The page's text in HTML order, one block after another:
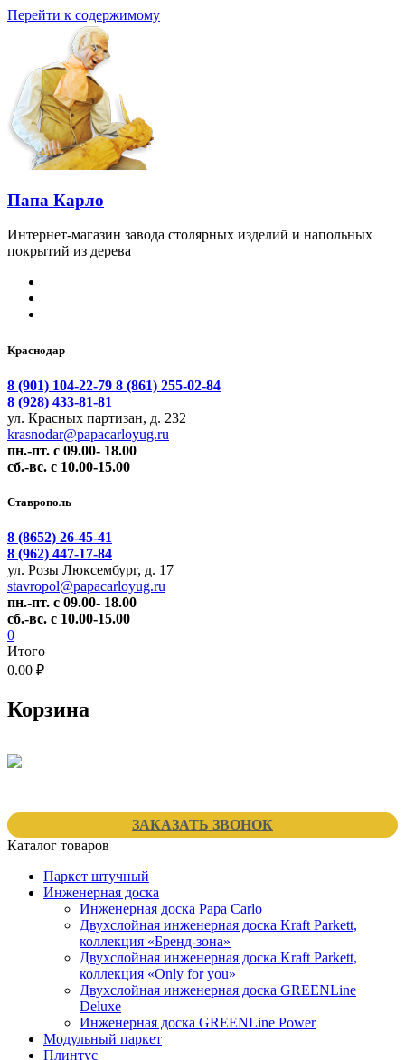
Перейти к содержимому
Папа Карло
Интернет-магазин завода столярных изделий и напольных
покрытий из дерева
Краснодар
8 (901) 104-22-79 8 (861) 255-02-84
8 (928) 433-81-81
ул. Красных партизан, д. 232
krasnodar@papacarloyug.ru
пн.-пт. с 09.00- 18.00
сб.-вс. с 10.00-15.00
Ставрополь
8 (8652) 26-45-41
8 (962) 447-17-84
ул. Розы Люксембург, д. 17
stavropol@papacarloyug.ru
пн.-пт. с 09.00- 18.00
сб.-вс. с 10.00-15.00
0
Итого
0.00 ₽
Корзина
ЗАКАЗАТЬ ЗВОНОК
Каталог товаров
Паркет штучный
Инженерная доска
Инженерная доска Papa Carlo
Двухслойная инженерная доска Kraft Parkett,
коллекция «Бренд-зона»
Двухслойная инженерная доска Kraft Parkett,
коллекция «Only for you»
Двухслойная инженерная доска GREENLine
Deluxe
Инженерная доска GREENLine Power
Модульный паркет
Плинтус